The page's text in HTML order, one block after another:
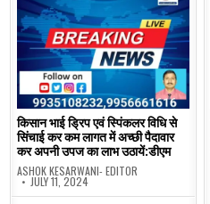
किसान भाई ड्रिप एवं स्पिंकलर विधि से
सिंचाई कर कम लागत में अच्छी पैदावार
कर अपनी उपज का लाभ उठायें:डीएम
ASHOK KESARWANI- EDITOR
JULY 11, 2024